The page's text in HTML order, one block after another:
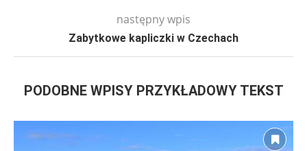
następny wpis
Zabytkowe kapliczki w Czechach
PODOBNE WPISY PRZYKŁADOWY TEKST